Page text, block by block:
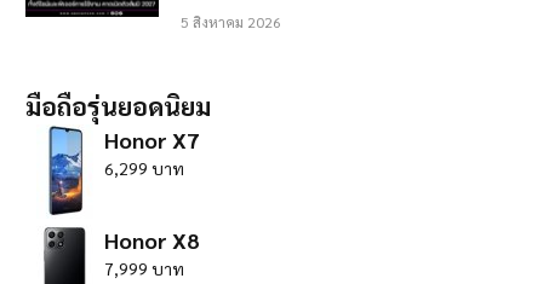
5 สิงหาคม 2026
มือถือรุ่นยอดนิยม
Honor X7
6,299 บาท
Honor X8
7,999 บาท